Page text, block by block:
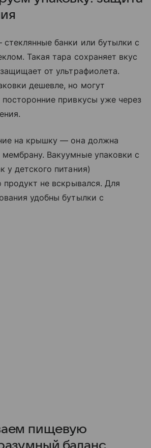
банки или бутылки с
Такая тара сохраняет вкус
от ультрафиолета.
дешевле, но могут
посторонние привкусы уже через
на крышку — она должна
Вакуумные упаковки с
у детского питания)
продукт не вскрывался. Для
удобны бутылки с
пищевую